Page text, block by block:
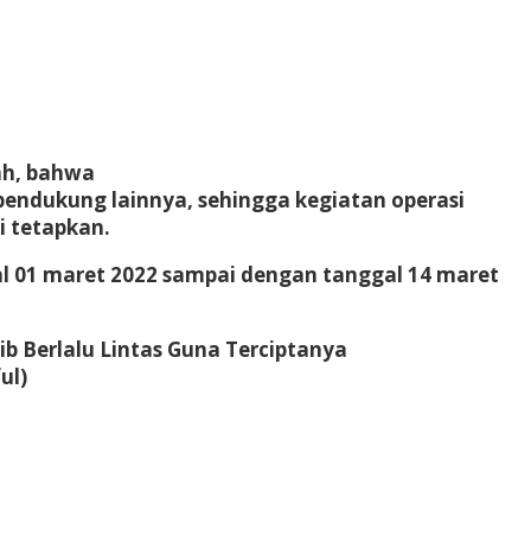
bahwa
lainnya, sehingga kegiatan operasi
tetapkan.
maret 2022 sampai dengan tanggal 14 maret
Berlalu Lintas Guna Terciptanya